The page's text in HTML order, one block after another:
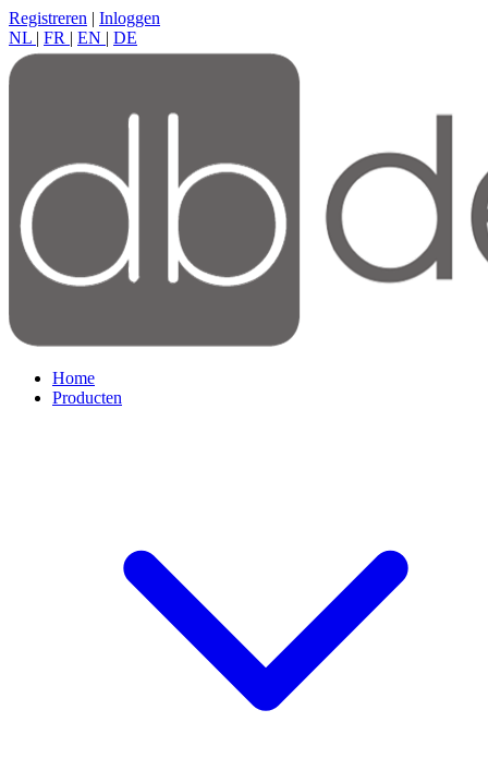
Registreren | Inloggen
NL | FR | EN | DE
Home
Producten